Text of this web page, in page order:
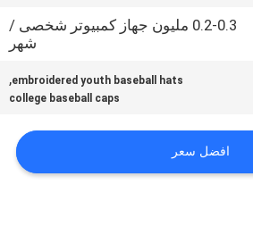
0.2-0.3 مليون جهاز كمبيوتر شخصى /
شهر
embroidered youth baseball hats
,
college baseball caps
افضل سعر